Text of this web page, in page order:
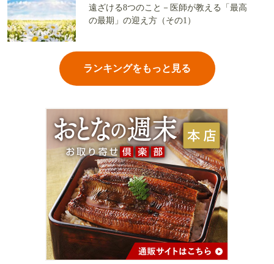
遠ざける8つのこと－医師が教える「最高
の最期」の迎え方（その1）
ランキングをもっと見る